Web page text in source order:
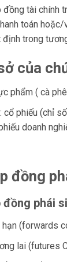
đồng tài chính
toán
trong
của
phẩm ( cà
cổ phiếu (chỉ
doanh
đồng
phái
hạn (forwards
lai (futures